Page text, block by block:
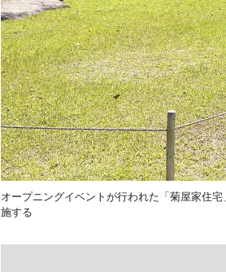
オープニングイベントが行われた「菊屋家住
施する